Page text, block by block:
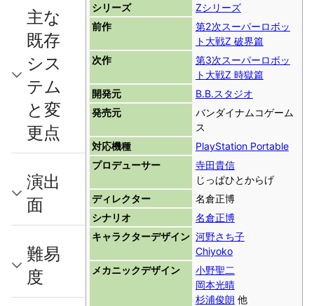
シリーズ
Zシリーズ
前作
第2次スーパーロボッ
ト大戦Z 破界篇
次作
第3次スーパーロボッ
ト大戦Z 時獄篇
開発元
B.B.スタジオ
発売元
バンダイナムコゲーム
ス
対応機種
PlayStation Portable
プロデューサー
寺田貴信
じっぱひとからげ
ディレクター
名倉正博
シナリオ
名倉正博
キャラクターデザイン 河野さち子
Chiyoko
メカニックデザイン
小野聖二
岡本光晴
杉浦俊朗 他
主な
既存
シス
テム
と変
更点
演出
面
難易
度